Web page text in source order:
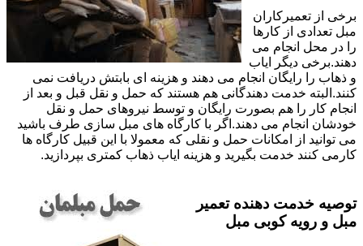
برخی از تعمیرکاران
مبل تعدادی از کارها
را در محل انجام می
دهند.برخی دیگر ایاب
و ذهاب را رایگان انجام می دهند و هزینه ای بابتش دریافت نمی
کنند.البته خدمت دهندگانی هم هستند که حمل و نقل قبل و بعد از
انجام کار را هم بصورت رایگان و توسط نیروهای حمل و نقل
خودشان انجام می دهند.اگر با کارگاه های مبل سازی طرف باشید
می توانید از امکانات حمل و نقلی که معمولا با این قبیل کارگاه ها
کارمی کنند خدمت بگیرید و هزینه ایاب ذهاب کمتری بپردازید.
توصیه خدمت دهنده تعمیر
مبل و رویه کوبی مبل